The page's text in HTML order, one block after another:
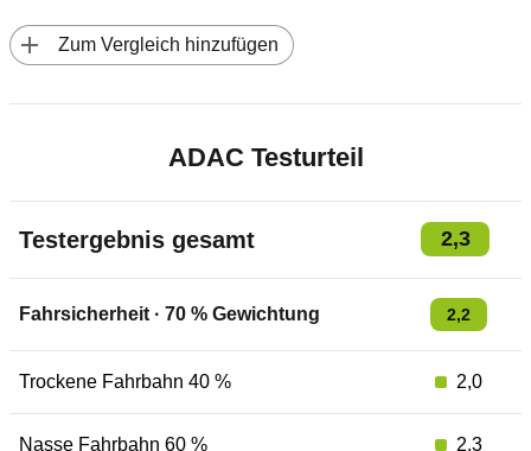
Zum Vergleich hinzufügen
ADAC Testurteil
Testergebnis gesamt 2,3
Fahrsicherheit · 70 % Gewichtung 2,2
Trockene Fahrbahn 40 % 2,0
Nasse Fahrbahn 60 % 2,3